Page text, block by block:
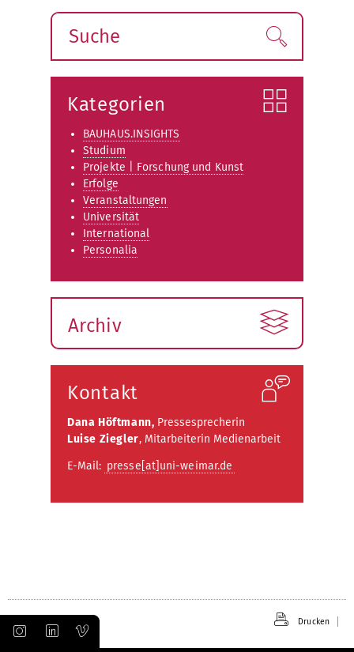
Suche Finden!
Kategorien
BAUHAUS.INSIGHTS
Studium
Projekte | Forschung und Kunst
Erfolge
Veranstaltungen
Universität
International
Personalia
Archiv
Kontakt
Dana Höftmann, Pressesprecherin
Luise Ziegler, Mitarbeiterin Medienarbeit
E-Mail: presse[at]uni-weimar.de
Drucken